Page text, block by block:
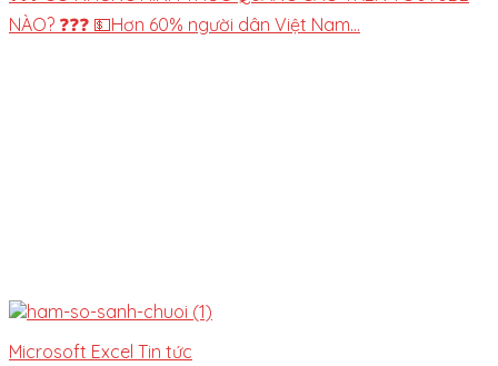
NÀO? ❓❓❓ 💵Hơn 60% người dân Việt Nam...
Microsoft Excel Tin tức